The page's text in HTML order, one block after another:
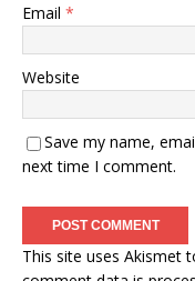
Email *
Website
Save my name,
next time I comment.
This site uses Akismet